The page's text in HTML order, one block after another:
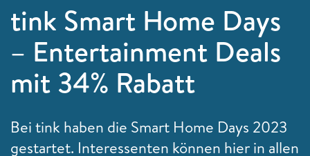
tink Smart Home Days
– Entertainment Deals
mit 34% Rabatt
Bei tink haben die Smart Home Days 2023
gestartet. Interessenten können hier in allen